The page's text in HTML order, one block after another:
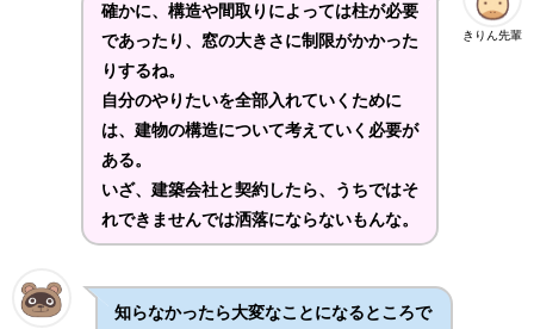
きりん先輩
確かに、構造や間取りによっては柱が必要
であったり、窓の大きさに制限がかかった
りするね。
自分のやりたいを全部入れていくために
は、建物の構造について考えていく必要が
ある。
いざ、建築会社と契約したら、うちではそ
れできませんでは洒落にならないもんな。
知らなかったら大変なことになるところで